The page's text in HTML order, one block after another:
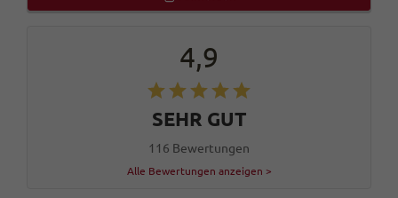
4,9
SEHR GUT
116 Bewertungen
Alle Bewertungen anzeigen >